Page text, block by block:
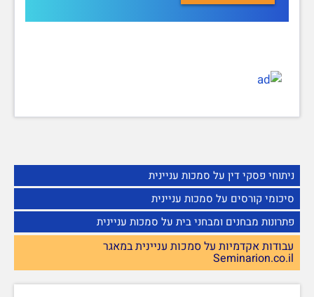
ניתוחי פסקי דין על סמכות עניינית
סיכומי קורסים על סמכות עניינית
פתרונות מבחנים ומבחני בית על סמכות עניינית
עבודות אקדמיות על סמכות עניינית במאגר
Seminarion.co.il